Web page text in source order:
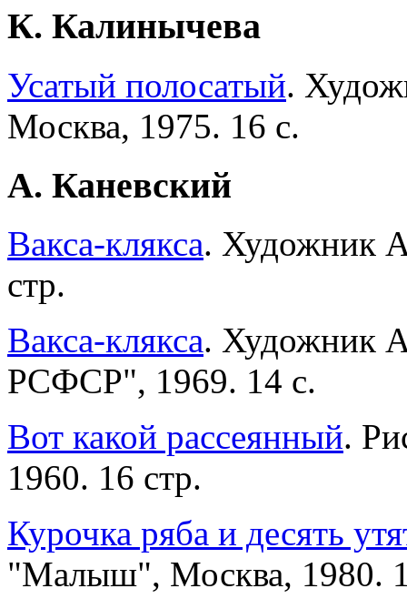
К. Калинычева
Усатый полосатый.
Москва, 1975. 16 с.
А. Каневский
Вакса-клякса. Художник
стр.
Вакса-клякса. Художник
РСФСР", 1969. 14 с.
Вот какой рассеянный.
1960. 16 стр.
Курочка ряба и десять
"Малыш", Москва, 1980.